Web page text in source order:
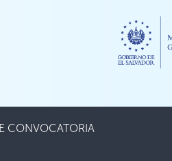
CONVOCATORIA